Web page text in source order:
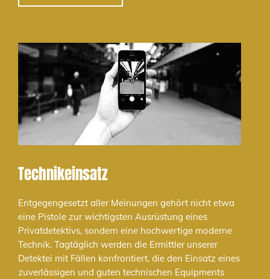
Technikeinsatz
Entgegengesetzt aller Meinungen gehört nicht etwa
eine Pistole zur wichtigsten Ausrüstung eines
Privatdetektivs, sondern eine hochwertige moderne
Technik. Tagtäglich werden die Ermittler unserer
Detektei mit Fällen konfrontiert, die den Einsatz eines
zuverlässigen und guten technischen Equipments